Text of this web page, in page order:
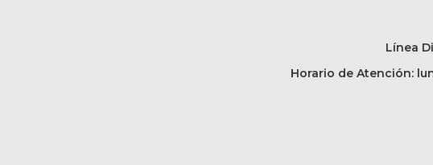
Línea
Horario de Atención: